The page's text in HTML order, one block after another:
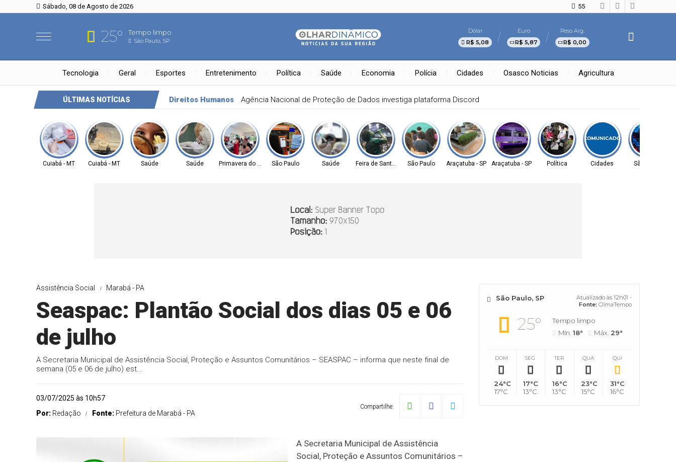
Sábado, 08 de Agosto de 2026 55
25° Tempo limpo
São Paulo, SP
Dólar
R$ 5,08
Euro
R$ 5,87
Peso Arg.
R$ 0,00
Tecnologia Geral Esportes Entretenimento Política Saúde Economia Polícia Cidades Osasco Noticias Agricultura
ÚLTIMAS NOTÍCIAS
marca nova audiência sobre a nova Lei de Zoneamento para próxima terça-feira
Cuiabá - MT Cuiabá - MT Saúde Saúde Primavera do LesteSão Paulo Saúde Feira de Santana-BASão Paulo Araçatuba - SP Araçatuba - SP Política Cidades São Paulo
Assistência Social Marabá - PA
Seaspac: Plantão Social dos dias 05 e 06
de julho
A Secretaria Municipal de Assistência Social, Proteção e Assuntos Comunitários – SEASPAC – informa que neste final de
semana (05 e 06 de julho) est...
03/07/2025 às 10h57
Por: Redação Fonte: Prefeitura de Marabá - PA
Compartilhe:
A Secretaria Municipal de Assistência
Social, Proteção e Assuntos Comunitários –
São Paulo, SP
Atualizado às 12h01 -
Fonte: ClimaTempo
25°
Tempo limpo
Mín. 18° Máx. 29°
DOM
24°C
17°C
SEG
17°C
13°C
TER
16°C
13°C
QUA
23°C
15°C
QUI
31°C
16°C